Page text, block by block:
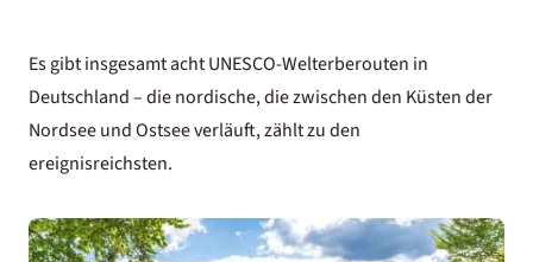
Es gibt insgesamt acht UNESCO-Welterberouten in
Deutschland – die nordische, die zwischen den Küsten der
NordseeundOstseeverläuft, zählt zu den
ereignisreichsten.